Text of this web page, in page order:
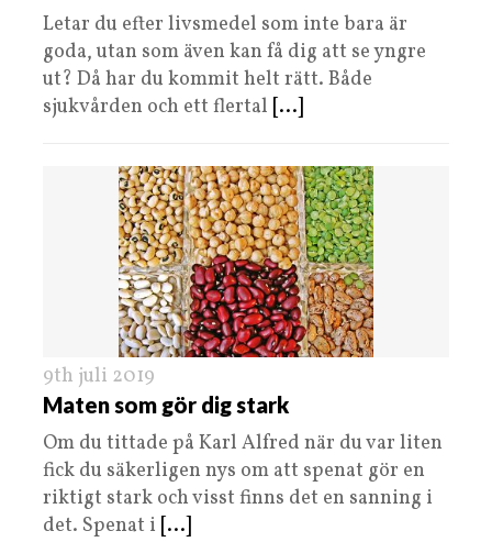
Letar du efter livsmedel som inte bara är
goda, utan som även kan få dig att se yngre
ut? Då har du kommit helt rätt. Både
sjukvården och ett flertal [...]
9th juli 2019
Maten som gör dig stark
Om du tittade på Karl Alfred när du var liten
fick du säkerligen nys om att spenat gör en
riktigt stark och visst finns det en sanning i
det. Spenat i [...]